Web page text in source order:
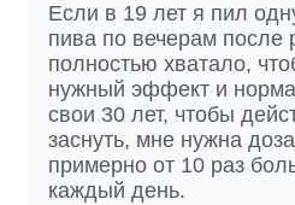
Если в 19 лет я пил
пива по вечерам после
полностью хватало,
нужный эффект и
свои 30 лет, чтобы
заснуть, мне нужна
примерно от 10 раз
каждый день.